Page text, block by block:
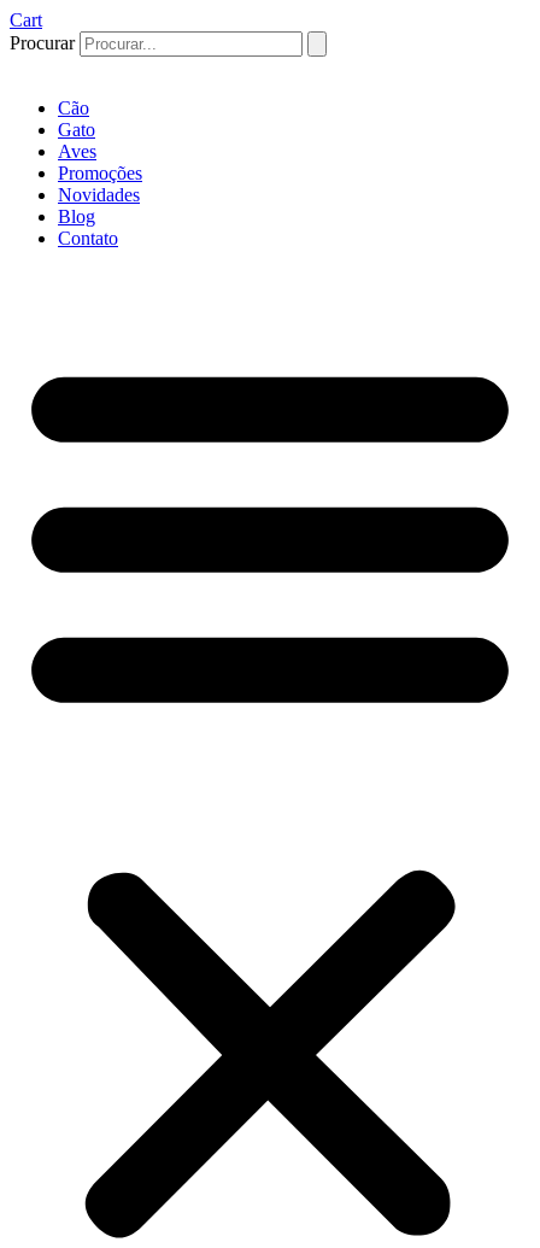
Cart
Procurar
Cão
Gato
Aves
Promoções
Novidades
Blog
Contato